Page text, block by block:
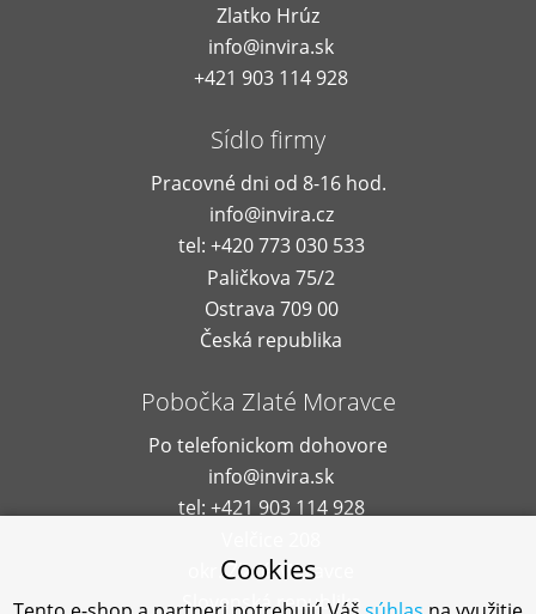
Zlatko Hrúz
info@invira.sk
+421 903 114 928
Sídlo firmy
Pracovné dni od 8-16 hod.
info@invira.cz
tel: +420 773 030 533
Paličkova 75/2
Ostrava 709 00
Česká republika
Pobočka Zlaté Moravce
Po telefonickom dohovore
info@invira.sk
tel: +421 903 114 928
okr. Zlaté Moravce
Slovenská republika
Cookies